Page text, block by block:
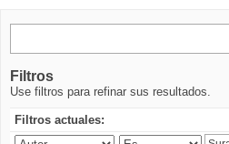
Filtros
Use filtros para refinar sus resultados.
Filtros actuales: